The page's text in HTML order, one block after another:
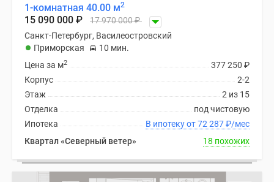
1-комнатная 40.00 м2
15 090 000 ₽ 17 970 000₽
Санкт-Петербург, Василеостровский
Приморская
10 мин.
377 250 ₽
Цена за м2
2-2
Корпус
2 из 15
Этаж
под чистовую
Отделка
В ипотеку от 72 287₽/мес
Ипотека
Квартал «Северный ветер»
18 похожих